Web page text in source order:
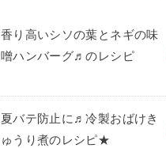
香り高いシソの葉とネギの味
噌ハンバーグ♬のレシピ
夏バテ防止に♬冷製おばけき
ゅうり煮のレシピ★